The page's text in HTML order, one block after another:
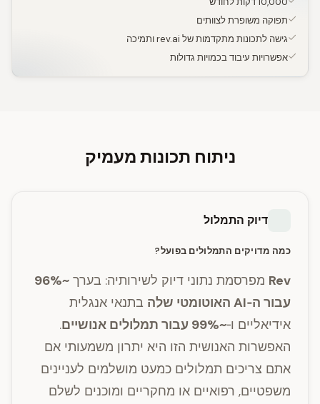
תפוקה משופרת לצוותים
גישה לתכונות מתקדמות של rev.ai ותמיכה
אפשרויות עיבוד בכמויות גדולות
ניתוח תכונות מעמיק
דיוק התמלול
כמה מדויקים התמלולים בפועל?
Rev מפרסמת נתוני דיוק לשירותיה: בערך
~96%
עבור ה‑AI האוטומטי שלה
בתנאי אנגלית
אידיאליים ו‑~99% עבור תמלולים אנושיים
.
האפשרות האנושית הזו היא יתרון משמעותי אם
אתם צריכים תמלולים כמעט מושלמים לעניינים
משפטיים, רפואיים או מחקריים ומוכנים לשלם